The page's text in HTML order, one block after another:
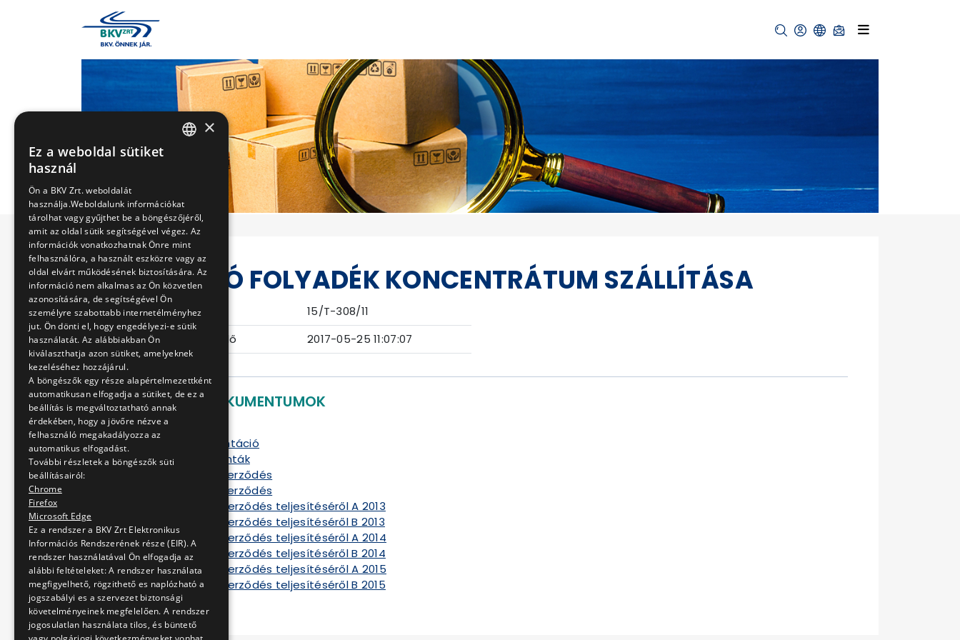
FAGYÁLLÓ FOLYADÉK KONCENTRÁTUM SZÁLLÍTÁSA
Eljárás száma
15/T-308/11
Ajánlattételi határidő
2017-05-25 11:07:07
LETÖLTHETŐ DOKUMENTUMOK
Ajánlati felhívás
Ajánlati dokumentáció
Dokumentum minták
Szállítási keretszerződés
Szállítási keretszerződés
Tájékoztató a szerződés teljesítéséről A 2013
Tájékoztató a szerződés teljesítéséről B 2013
Tájékoztató a szerződés teljesítéséről A 2014
Tájékoztató a szerződés teljesítéséről B 2014
Tájékoztató a szerződés teljesítéséről A 2015
Tájékoztató a szerződés teljesítéséről B 2015
×
Ez a weboldal sütiket
használ
Ön a BKV Zrt. weboldalát
használja.Weboldalunk információkat
tárolhat vagy gyűjthet be a böngészőjéről,
amit az oldal sütik segítségével végez. Az
információk vonatkozhatnak Önre mint
felhasználóra, a használt eszközre vagy az
oldal elvárt működésének biztosítására. Az
információ nem alkalmas az Ön közvetlen
azonosítására, de segítségével Ön
személyre szabottabb internetélményhez
jut. Ön dönti el, hogy engedélyezi-e sütik
használatát. Az alábbiakban Ön
kiválaszthatja azon sütiket, amelyeknek
kezeléséhez hozzájárul.
A böngészők egy része alapértelmezettként
automatikusan elfogadja a sütiket, de ez a
beállítás is megváltoztatható annak
érdekében, hogy a jövőre nézve a
felhasználó megakadályozza az
automatikus elfogadást.
További részletek a böngészők süti
beállításairól:
Chrome
Firefox
Microsoft Edge
Ez a rendszer a BKV Zrt Elektronikus
Információs Rendszerének része (EIR). A
rendszer használatával Ön elfogadja az
alábbi feltételeket: A rendszer használata
megfigyelhető, rögzithető es naplózható a
jogszabályi es a szervezet biztonsági
követelményeinek megfelelően. A rendszer
jogosulatlan használata tilos, és büntető